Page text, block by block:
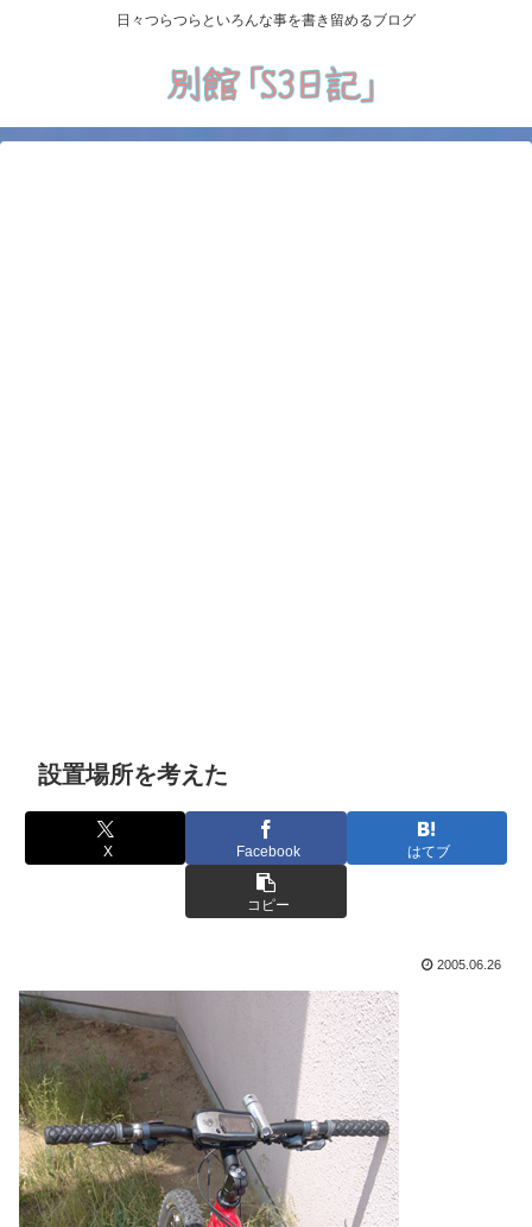
日々つらつらといろんな事を書き留めるブログ
設置場所を考えた
X Facebook はてブ
コピー
2005.06.26